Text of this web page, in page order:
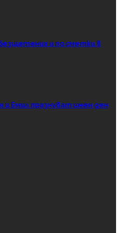
и по сметки в
и Емил празнуват имен ден